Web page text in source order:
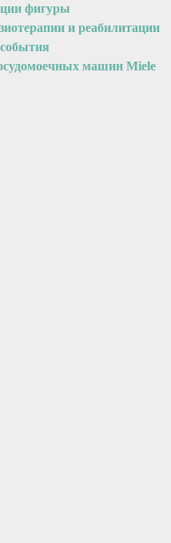
фигуры
и реабилитации
машин Miele